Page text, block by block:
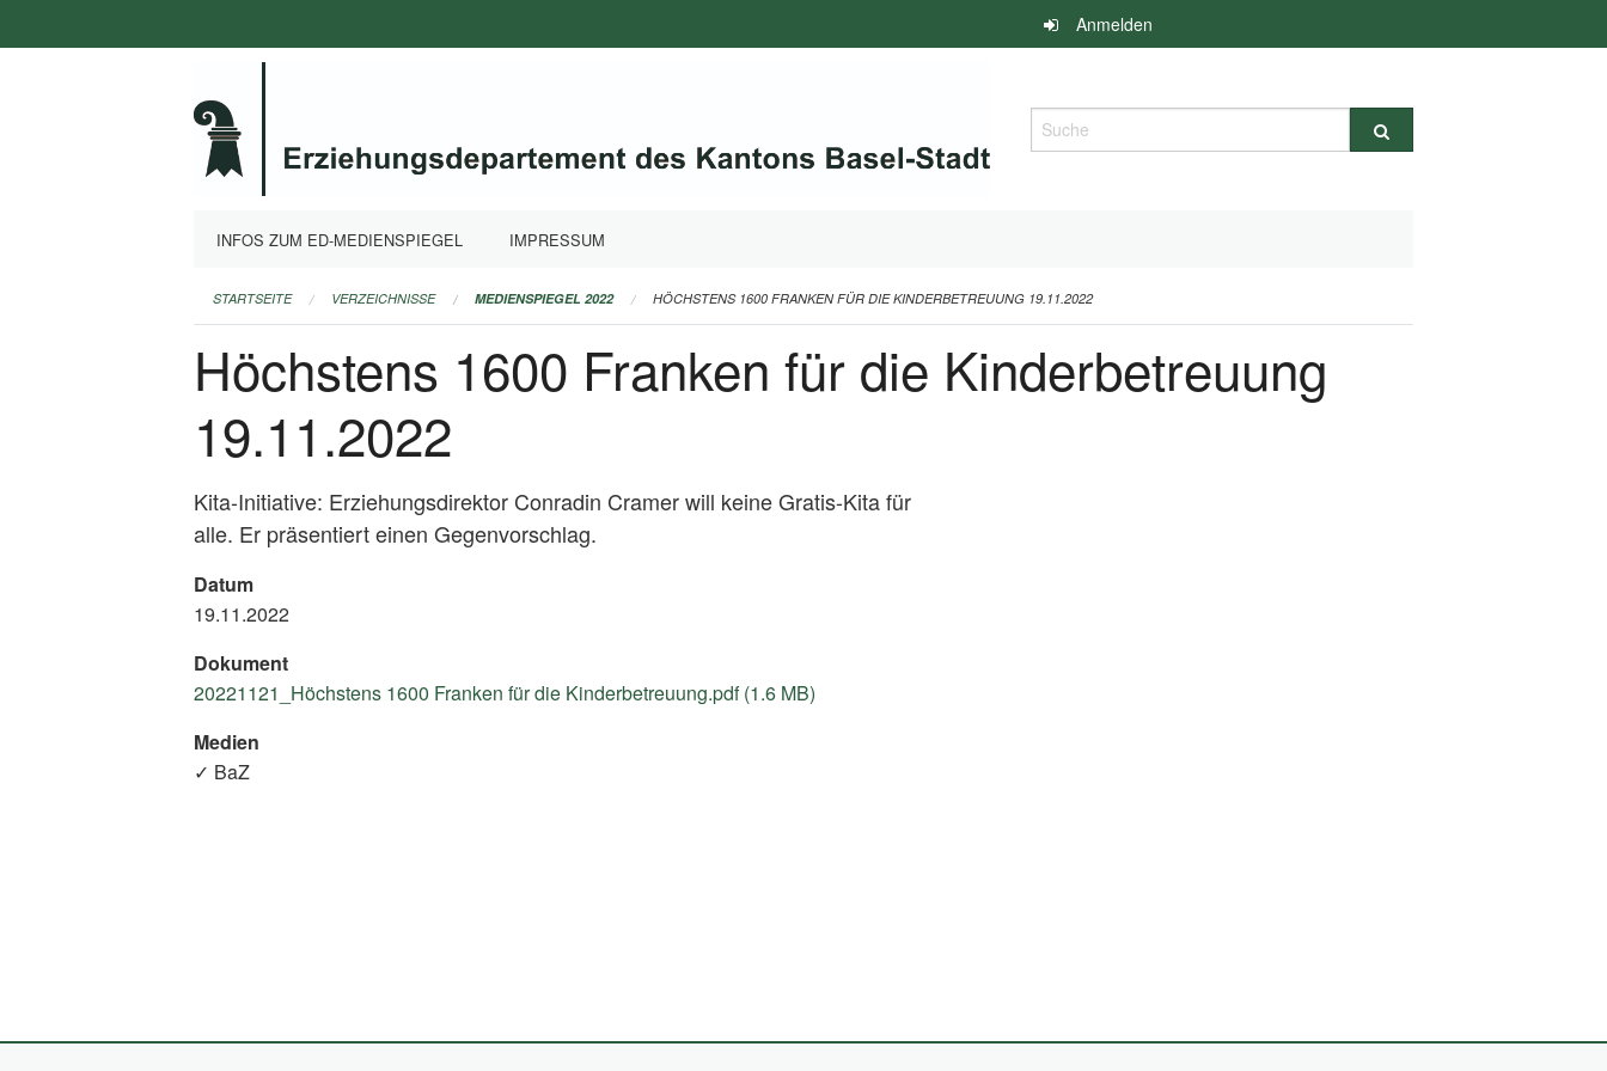
überspringen
Anmelden
Suche
INFOS ZUM ED-MEDIENSPIEGEL IMPRESSUM
STARTSEITE VERZEICHNISSE MEDIENSPIEGEL 2022 HÖCHSTENS 1600 FRANKEN FÜR DIE KINDERBETREUUNG 19.11.2022
Höchstens 1600 Franken für die Kinderbetreuung
19.11.2022
Kita-Initiative: Erziehungsdirektor Conradin Cramer will keine Gratis-Kita für
alle. Er präsentiert einen Gegenvorschlag.
Datum
19.11.2022
Dokument
20221121_Höchstens 1600 Franken für die Kinderbetreuung.pdf (1.6 MB)
Medien
✓ BaZ